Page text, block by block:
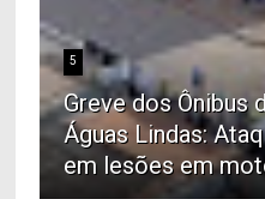
5
Greve dos Ônibus
Águas Lindas:
em lesões em